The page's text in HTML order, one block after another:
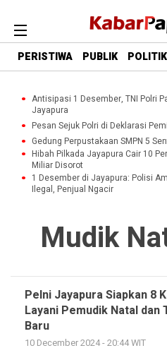
PERISTIWA PUBLIK POLITIK
Antisipasi 1 Desember, TNI Polri
Jayapura
Pesan Sejuk Polri di Deklarasi
Gedung Perpustakaan SMPN 5
Hibah Pilkada Jayapura Cair 10
Miliar Disorot
1 Desember di Jayapura: Polisi
Ilegal, Penjual Ngacir
Mudik
Pelni Jayapura Siapkan 8
Layani Pemudik Natal dan
Baru
10 December 2024 - 20:44 WIT